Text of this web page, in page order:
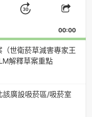
Jump
Forward
Share
00:00
世衛菸草減害專家王
解釋草案重點
廣設吸菸區/吸菸室